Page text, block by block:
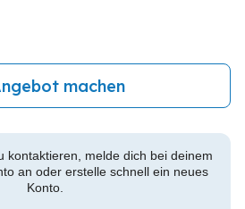
machen
kontaktieren, melde dich bei deinem
an oder erstelle schnell ein neues
Konto.